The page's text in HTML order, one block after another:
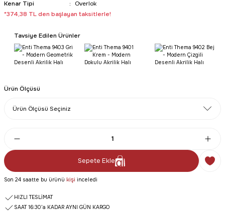
Kenar Tipi
Overlok
*374,38 TL den başlayan taksitlerle!
Tavsiye Edilen Ürünler
Ürün Ölçüsü
Sepete Ekle
Son 24 saatte bu ürünü kişi inceledi
HIZLI TESLİMAT
SAAT 16:30’a KADAR AYNI GÜN KARGO